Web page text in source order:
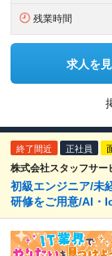
残業時間
求人を
終了間近 正社員
株式会社スタッフサー
初級エンジニア/未
研修をご用意/AI・